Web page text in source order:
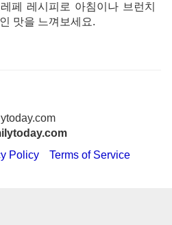
페 레시피로 아침이나 브런치
맛을 느껴보세요.
Policy
Terms of Service